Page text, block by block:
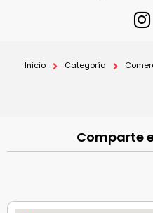
Inicio Categoría
Comparte